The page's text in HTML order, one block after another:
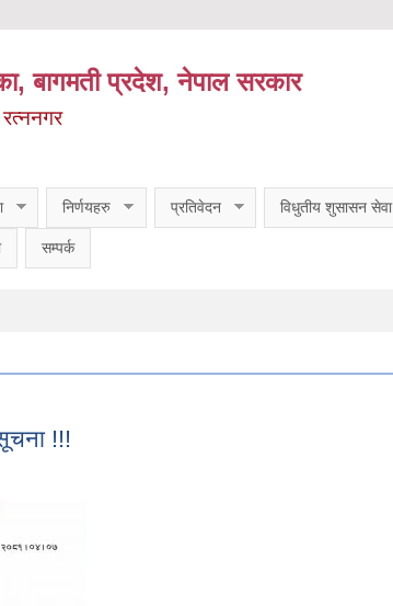
बागमती प्रदेश, नेपाल सरकार
निर्णयहरु प्रतिवेदन विधुतीय शुसासन सेवा
सम्पर्क
!!!